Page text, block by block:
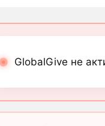
GlobalGive не